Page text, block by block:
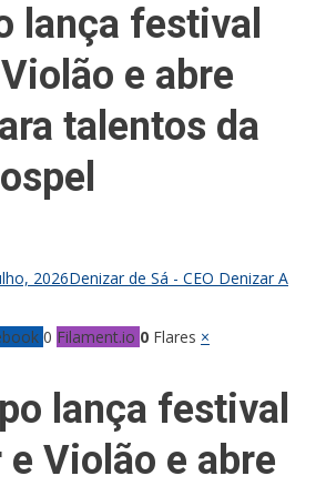
lança festival
e abre
talentos da
2026Denizar de Sá - CEO Denizar A
0 Filament.io 0 Flares ×
lança festival
e Violão e abre